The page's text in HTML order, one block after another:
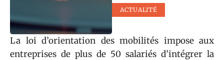
ACTUALITÉ
La loi d’orientation des mobilités impose aux
entreprises de plus de 50 salariés d’intégrer la